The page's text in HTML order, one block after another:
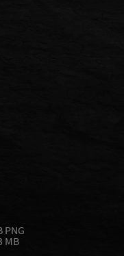
PNG
MB